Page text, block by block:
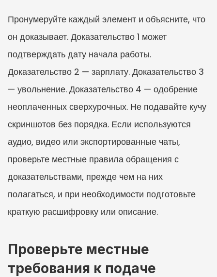
Пронумеруйте каждый элемент и объясните, что
он доказывает. Доказательство 1 может
подтверждать дату начала работы.
Доказательство 2 — зарплату. Доказательство 3
— увольнение. Доказательство 4 — одобрение
неоплаченных сверхурочных. Не подавайте кучу
скриншотов без порядка. Если используются
аудио, видео или экспортированные чаты,
проверьте местные правила обращения с
доказательствами, прежде чем на них
полагаться, и при необходимости подготовьте
краткую расшифровку или описание.
Проверьте местные
требования к подаче